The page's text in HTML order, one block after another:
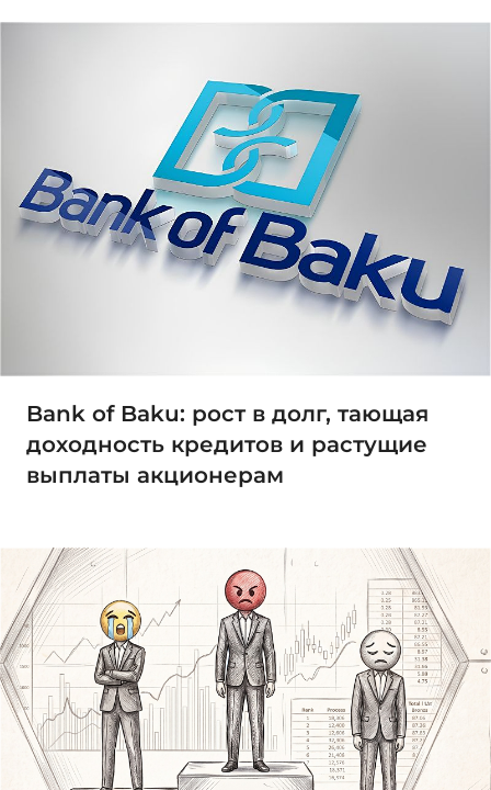
Bank of Baku: рост в долг, тающая
доходность кредитов и растущие
выплаты акционерам